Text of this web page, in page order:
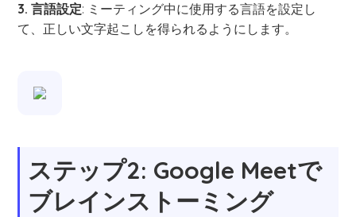
3. 言語設定: ミーティング中に使用する言語を設定し
て、正しい文字起こしを得られるようにします。
ステップ2: Google Meetで
ブレインストーミング